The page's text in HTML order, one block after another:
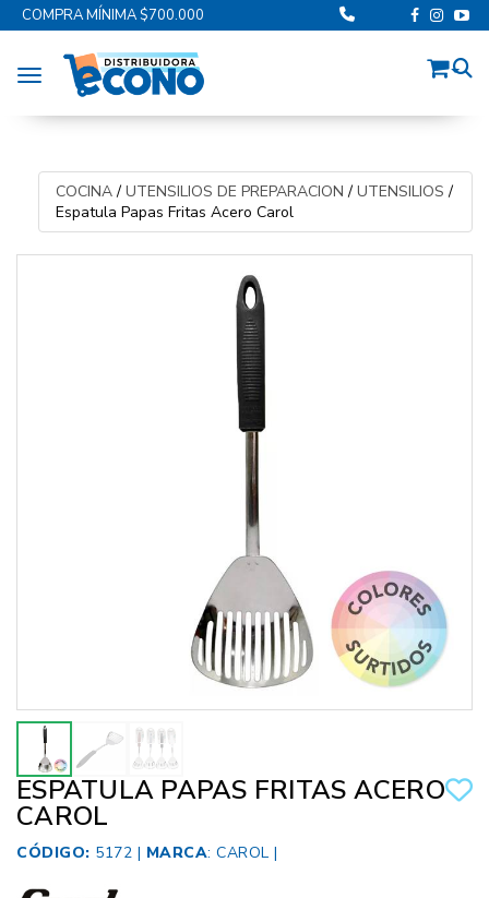
COMPRA MÍNIMA $700.000
Toggle navigation
COCINA/ UTENSILIOS DE PREPARACION / UTENSILIOS /
Espatula Papas Fritas Acero Carol
ESPATULA PAPAS FRITAS ACERO
CAROL
CÓDIGO: 5172 | MARCA: CAROL |